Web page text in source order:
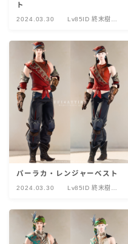
ト
2024.03.30
Lv85ID 終末樹海
パーラカ・レンジャーベスト
2024.03.30
Lv85ID 終末樹海